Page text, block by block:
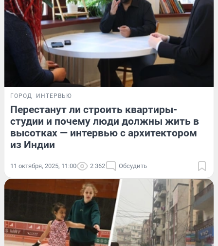
ГОРОД ИНТЕРВЬЮ
Перестанут ли строить квартиры-
студии и почему люди должны жить в
высотках — интервью с архитектором
из Индии
11 октября, 2025, 11:00 2 362 Обсудить